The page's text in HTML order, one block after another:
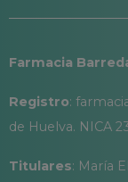
Farmacia
Registro:
de Huelva. NICA
Titulares: María